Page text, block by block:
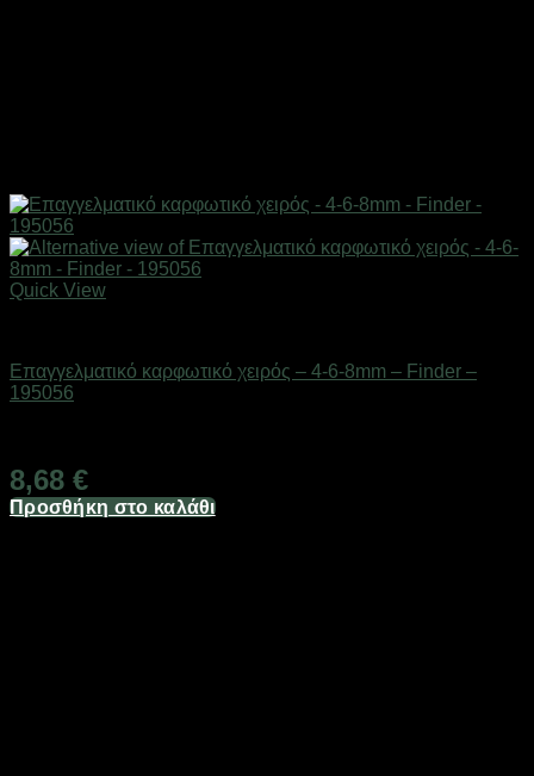
Quick View
Επαγγελματικό καρφωτικό χειρός – 4-6-8mm – Finder –
195056
8,68 €
Προσθήκη στο καλάθι